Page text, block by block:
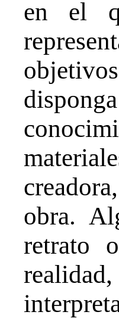
en el
obra.
retrato